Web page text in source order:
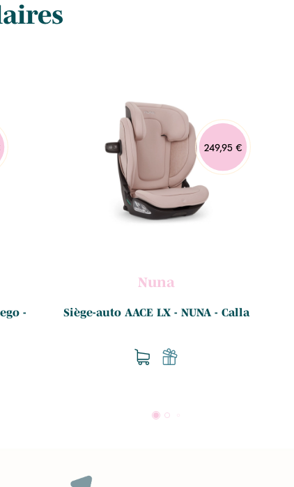
-
249,95 €
Nuna
Siège-auto AACE LX - NUNA - Calla